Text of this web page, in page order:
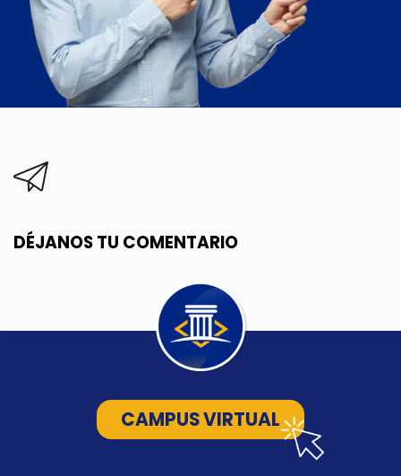
DÉJANOS TU COMENTARIO
CAMPUS VIRTUAL